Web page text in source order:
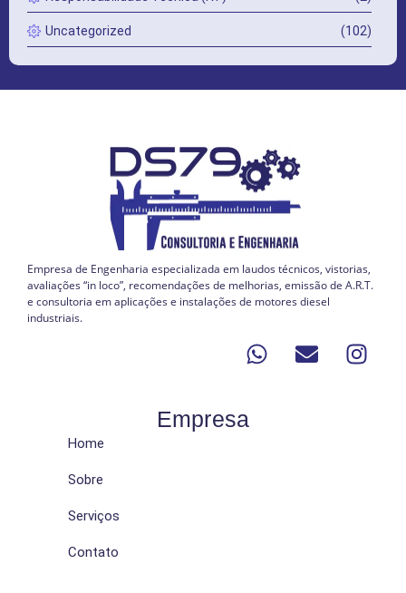
Uncategorized (102)
Empresa de Engenharia especializada em laudos técnicos, vistorias,
avaliações “in loco”, recomendações de melhorias, emissão de A.R.T.
e consultoria em aplicações e instalações de motores diesel
industriais.
Empresa
Home
Sobre
Serviços
Contato